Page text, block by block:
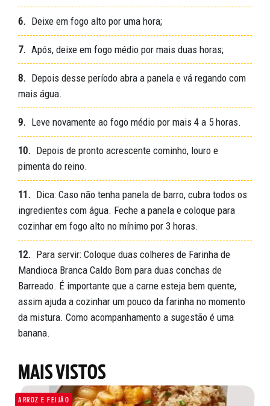
SOBRE NÓS
DOWNLOADS
6. Deixe em fogo alto por uma hora;
7. Após, deixe em fogo médio por mais duas horas;
8. Depois desse período abra a panela e vá regando com
mais água.
9. Leve novamente ao fogo médio por mais 4 a 5 horas.
10. Depois de pronto acrescente cominho, louro e
pimenta do reino.
11. Dica: Caso não tenha panela de barro, cubra todos os
ingredientes com água. Feche a panela e coloque para
cozinhar em fogo alto no mínimo por 3 horas.
12. Para servir: Coloque duas colheres de Farinha de
Mandioca Branca Caldo Bom para duas conchas de
Barreado. É importante que a carne esteja bem quente,
assim ajuda a cozinhar um pouco da farinha no momento
da mistura. Como acompanhamento a sugestão é uma
banana.
MAIS VISTOS
ARROZ E FEIJÃO